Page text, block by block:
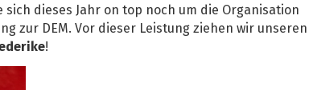
dieses Jahr on top noch um die Organisation
zur DEM. Vor dieser Leistung ziehen wir unseren
!